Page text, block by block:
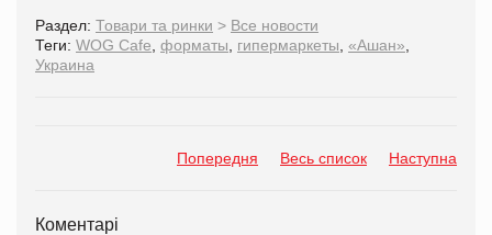
Раздел: Товари та ринки > Все новости
Теги: WOG Cafe форматы гипермаркеты «Ашан»
Украина
Попередня Весь список Наступна
Коментарі